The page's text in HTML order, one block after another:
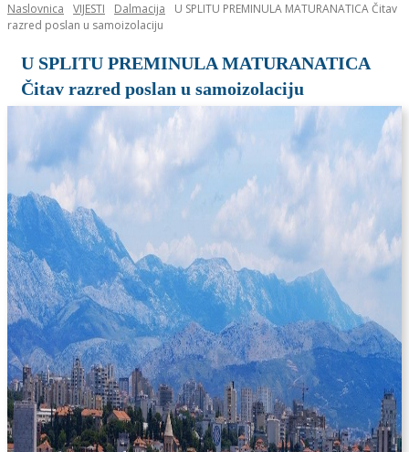
Naslovnica VIJESTI Dalmacija
U SPLITU PREMINULA MATURANATICA Čitav
razred poslan u samoizolaciju
U SPLITU PREMINULA MATURANATICA
Čitav razred poslan u samoizolaciju